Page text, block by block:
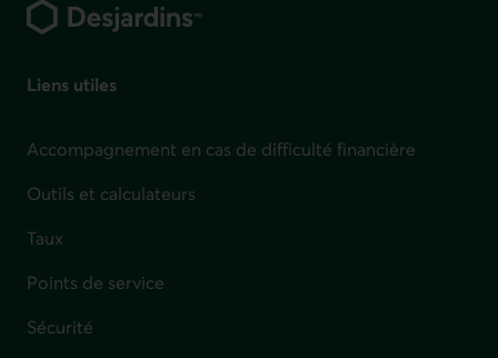
Liens utiles
Accompagnement en cas de difficulté financière
Outils et calculateurs
Taux
Points de service
Sécurité